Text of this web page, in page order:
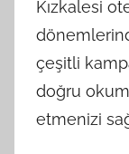
Kızkalesi
çeşitli
doğru
etmenizi